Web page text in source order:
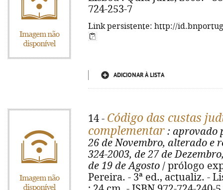
724-253-7
Link persistente: http://
ADICIONAR À LISTA
14 - Código das custas
complementar : aprovado
26 de Novembro, alterado e
324-2003, de 27 de
de 19 de Agosto / prólogo
Pereira. - 3ª ed., actualiz. -